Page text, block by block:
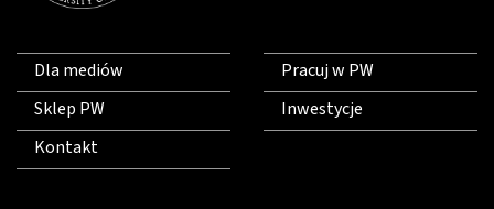
Dla mediów
Sklep PW
Kontakt
Pracuj w PW
Inwestycje